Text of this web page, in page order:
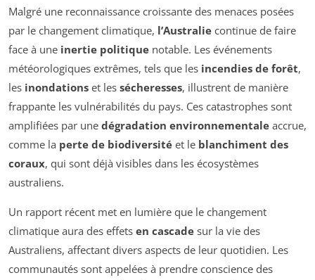
Malgré une reconnaissance croissante des menaces posées
par le changement climatique, l’Australie continue de faire
face à une inertie politique notable. Les événements
météorologiques extrêmes, tels que les incendies de forêt,
les inondations et les sécheresses, illustrent de manière
frappante les vulnérabilités du pays. Ces catastrophes sont
amplifiées par une dégradation environnementale accrue,
comme la perte de biodiversité et le blanchiment des
coraux, qui sont déjà visibles dans les écosystèmes
australiens.
Un rapport récent met en lumière que le changement
climatique aura des effets en cascade sur la vie des
Australiens, affectant divers aspects de leur quotidien. Les
communautés sont appelées à prendre conscience des